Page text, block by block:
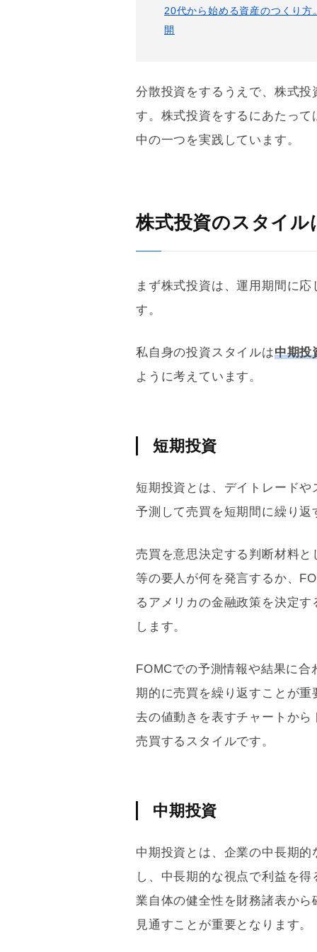
20代から始める資産のつくり
開
分散投資をするうえで、株式
す。株式投資をするにあたっ
中の一つを実践しています。
株式投資のスタイル
まず株式投資は、運用期間に
す。
私自身の投資スタイルは中期投
ように考えています。
短期投資
短期投資とは、デイトレード
予測して売買を短期間に繰り
売買を意思決定する判断材料
等の要人が何を発言するか、
るアメリカの金融政策を決定
します。
FOMCでの予測情報や結果に
期的に売買を繰り返すことが
去の値動きを表すチャートか
売買するスタイルです。
中期投資
中期投資とは、企業の中長期
し、中長期的な視点で利益を
業自体の健全性を財務諸表か
見通すことが重要となります。